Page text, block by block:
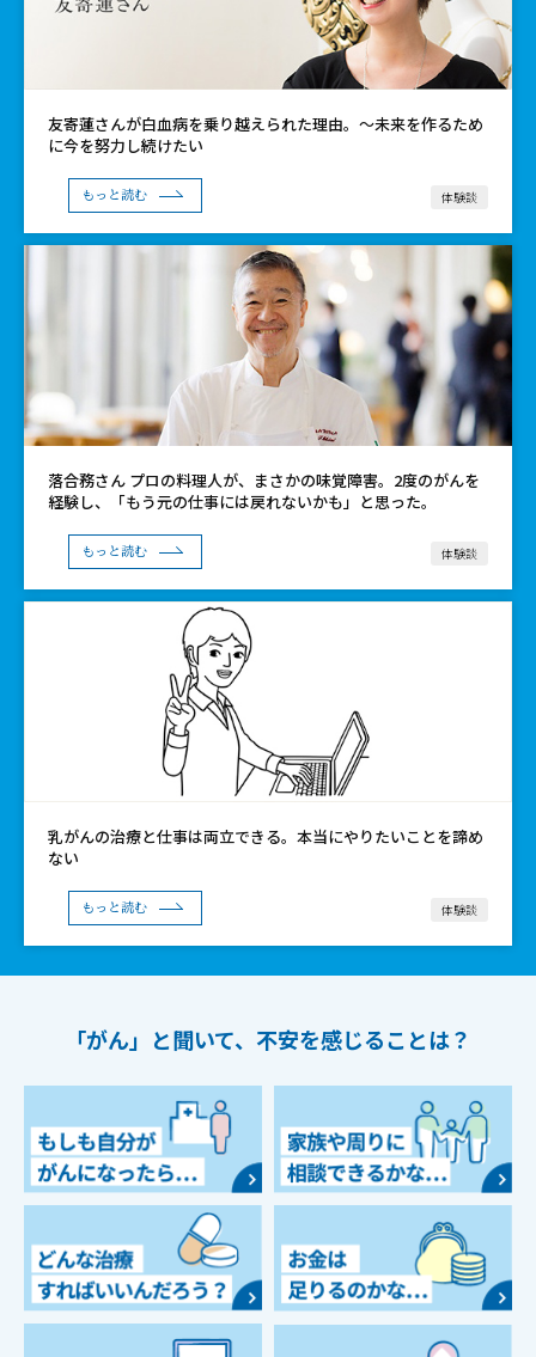
友寄蓮さんが白血病を乗り越えられた理由。〜未来を作るため
に今を努力し続けたい
もっと読む 体験談
落合務さん プロの料理人が、まさかの味覚障害。2度のがんを
経験し、「もう元の仕事には戻れないかも」と思った。
もっと読む 体験談
乳がんの治療と仕事は両立できる。本当にやりたいことを諦め
ない
もっと読む 体験談
「がん」と聞いて、 不安を感じることは？